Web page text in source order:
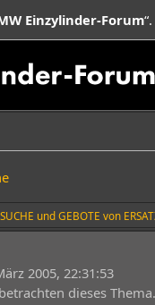
Einzylinder-Forum“.
und GEBOTE von
2005, 22:31:53
dieses Thema.